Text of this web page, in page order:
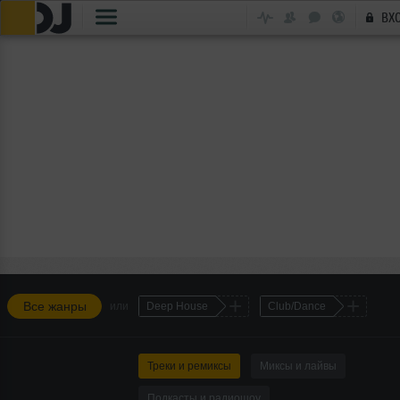
Все жанры Deep House Club/Dance
Треки и ремиксы Миксы и лайвы